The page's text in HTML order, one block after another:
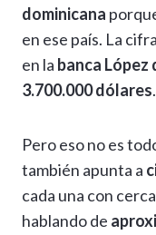
dominicana
en ese país. La
en la banca López
3.700.000 dólares.
Pero eso no es
también apunta a
cada una con
hablando de